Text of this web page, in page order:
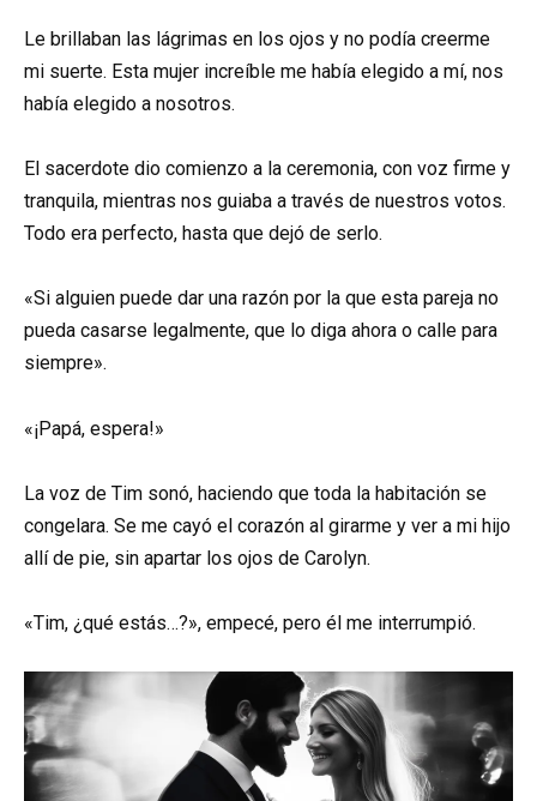
Le brillaban las lágrimas en los ojos y no podía creerme
mi suerte. Esta mujer increíble me había elegido a mí, nos
había elegido a nosotros.
El sacerdote dio comienzo a la ceremonia, con voz firme y
tranquila, mientras nos guiaba a través de nuestros votos.
Todo era perfecto, hasta que dejó de serlo.
«Si alguien puede dar una razón por la que esta pareja no
pueda casarse legalmente, que lo diga ahora o calle para
siempre».
«¡Papá, espera!»
La voz de Tim sonó, haciendo que toda la habitación se
congelara. Se me cayó el corazón al girarme y ver a mi hijo
allí de pie, sin apartar los ojos de Carolyn.
«Tim, ¿qué estás…?», empecé, pero él me interrumpió.